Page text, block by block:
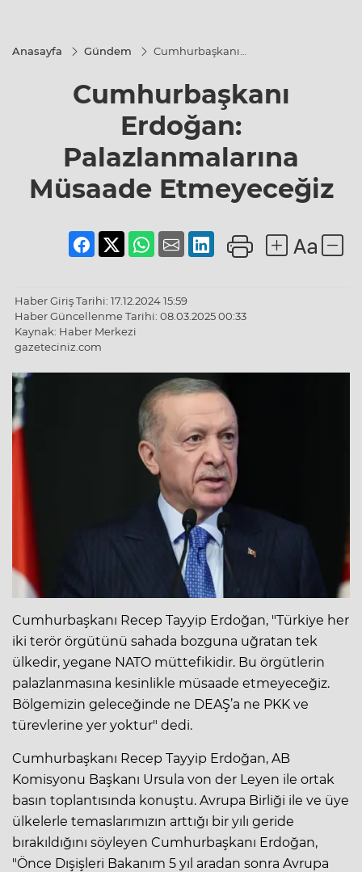
Anasayfa Gündem
Cumhurbaşkanı
Müsaade
Etmeyeceğiz
Cumhurbaşkanı
Erdoğan:
Palazlanmalarına
Müsaade Etmeyeceğiz
Haber Giriş Tarihi: 17.12.2024 15:59
Haber Güncellenme Tarihi: 08.03.2025 00:33
Kaynak: Haber Merkezi
gazeteciniz.com
Cumhurbaşkanı Recep Tayyip Erdoğan, "Türkiye her
iki terör örgütünü sahada bozguna uğratan tek
ülkedir, yegane NATO müttefikidir. Bu örgütlerin
palazlanmasına kesinlikle müsaade etmeyeceğiz.
Bölgemizin geleceğinde ne DEAŞ’a ne PKK ve
türevlerine yer yoktur" dedi.
Cumhurbaşkanı Recep Tayyip Erdoğan, AB
Komisyonu Başkanı Ursula von der Leyen ile ortak
basın toplantısında konuştu. Avrupa Birliği ile ve üye
ülkelerle temaslarımızın arttığı bir yılı geride
bırakıldığını söyleyen Cumhurbaşkanı Erdoğan,
"Önce Dışişleri Bakanım 5 yıl aradan sonra Avrupa